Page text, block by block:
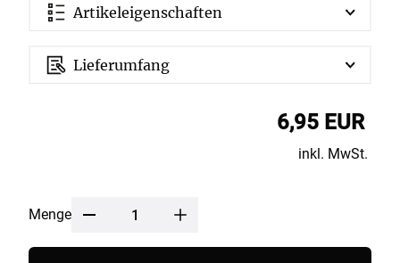
Artikeleigenschaften
Lieferumfang
6,95 EUR
inkl. MwSt.
Menge